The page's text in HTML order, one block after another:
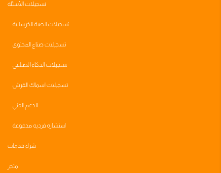
تسجيلات الأسئلة
تسجيلات الصبة الخرسانية
تسجيلات صناع المحتوى
تسجيلات الذكاء الصناعي
تسجيلات اسماك القرش
الدعم الفني
استشاره فرديه مدفوعة
شراء خدمات
متجر